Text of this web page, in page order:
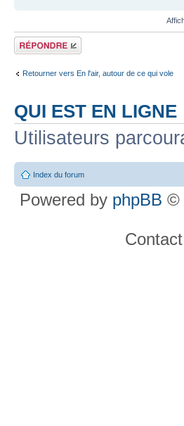
Répondre
Retourner vers En l'air, autour de ce qui vole
QUI EST EN LIGNE
Utilisateurs
Index du forum
Powered by phpBB ©